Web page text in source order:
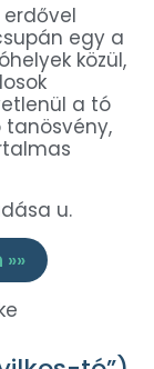
egy a
közül,
a tó
u.